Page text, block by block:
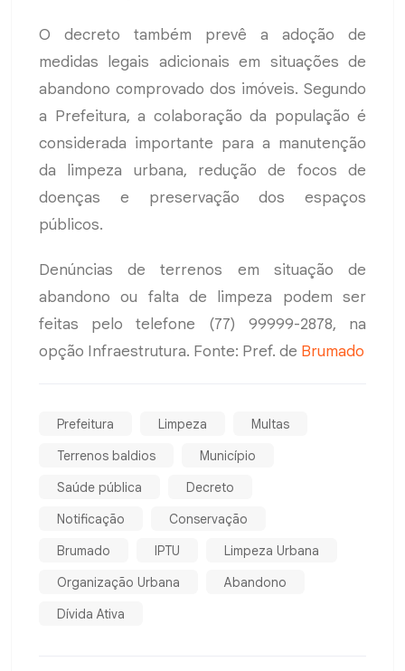
O decreto também prevê a adoção de
medidas legais adicionais em situações de
abandono comprovado dos imóveis. Segundo
a Prefeitura, a colaboração da população é
considerada importante para a manutenção
da limpeza urbana, redução de focos de
doenças e preservação dos espaços
públicos.
Denúncias de terrenos em situação de
abandono ou falta de limpeza podem ser
feitas pelo telefone (77) 99999-2878, na
opção Infraestrutura. Fonte: Pref. de Brumado
Prefeitura Limpeza
Multas
Terrenos baldios
Município
Saúde pública
Decreto
Notificação
Conservação
Brumado
IPTU
Limpeza Urbana
Organização Urbana
Abandono
Dívida Ativa